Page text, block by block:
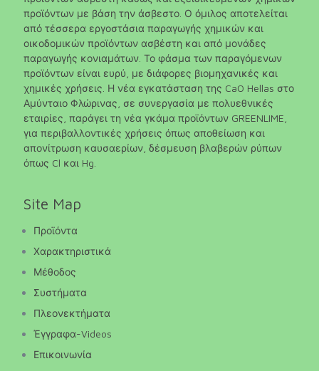
προϊόντων με βάση την άσβεστο. Ο όμιλος αποτελείται
από τέσσερα εργοστάσια παραγωγής χημικών και
οικοδομικών προϊόντων ασβέστη και από μονάδες
παραγωγής κονιαμάτων. Το φάσμα των παραγόμενων
προϊόντων είναι ευρύ, με διάφορες βιομηχανικές και
χημικές χρήσεις. Η νέα εγκατάσταση της CaO Hellas στο
Αμύνταιο Φλώρινας, σε συνεργασία με πολυεθνικές
εταιρίες, παράγει τη νέα γκάμα προϊόντων GREENLIME,
για περιβαλλοντικές χρήσεις όπως αποθείωση και
απονίτρωση καυσαερίων, δέσμευση βλαβερών ρύπων
όπως Cl και Hg.
Site Map
Προϊόντα
Χαρακτηριστικά
Μέθοδος
Συστήματα
Πλεονεκτήματα
Έγγραφα-Videos
Επικοινωνία